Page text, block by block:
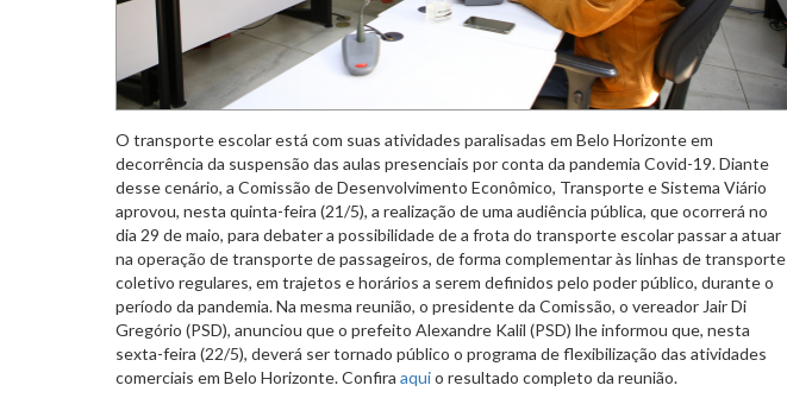
O transporte escolar está com suas atividades paralisadas em Belo Horizonte em
decorrência da suspensão das aulas presenciais por conta da pandemia Covid-19. Diante
desse cenário, a Comissão de Desenvolvimento Econômico, Transporte e Sistema Viário
aprovou, nesta quinta-feira (21/5), a realização de uma audiência pública, que ocorrerá no
dia 29 de maio, para debater a possibilidade de a frota do transporte escolar passar a atuar
na operação de transporte de passageiros, de forma complementar às linhas de transporte
coletivo regulares, em trajetos e horários a serem definidos pelo poder público, durante o
período da pandemia. Na mesma reunião, o presidente da Comissão, o vereador Jair Di
Gregório (PSD), anunciou que o prefeito Alexandre Kalil (PSD) lhe informou que, nesta
sexta-feira (22/5), deverá ser tornado público o programa de flexibilização das atividades
comerciais em Belo Horizonte. Confira aquio resultado completo da reunião.